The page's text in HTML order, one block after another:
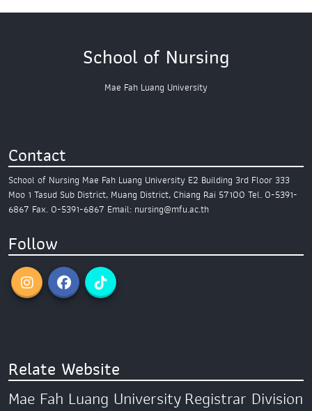
School of Nursing
Mae Fah Luang University
Contact
School of Nursing Mae Fah Luang University E2 Building 3rd Floor 333
Moo 1 Tasud Sub District, Muang District, Chiang Rai 57100 Tel. 0-5391-
6867 Fax. 0-5391-6867 Email: nursing@mfu.ac.th
Follow
Relate Website
Mae Fah Luang UniversityRegistrar Division